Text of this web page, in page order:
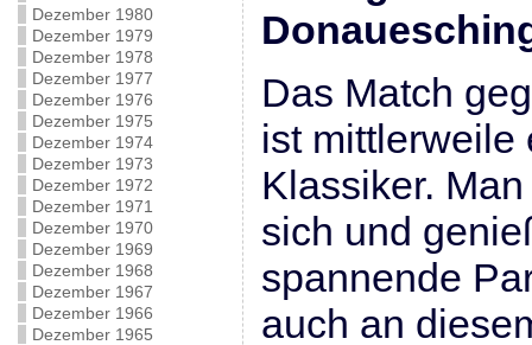
Dezember 1980
Dezember 1979
Dezember 1978
Dezember 1977
Dezember 1976
Dezember 1975
Dezember 1974
Dezember 1973
Dezember 1972
Dezember 1971
Dezember 1970
Dezember 1969
Dezember 1968
Dezember 1967
Dezember 1966
Dezember 1965
Das Match
ist mittlerweile
Klassiker.
sich und
spannende
auch an